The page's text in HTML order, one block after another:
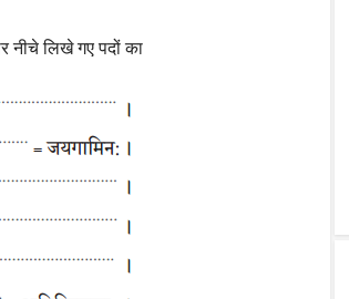
नीचे लिखे गए पदों का